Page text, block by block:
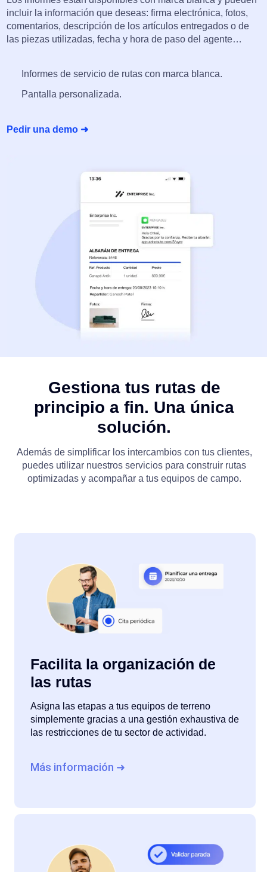
incluir la información que deseas: firma electrónica, fotos,
comentarios, descripción de los artículos entregados o de
las piezas utilizadas, fecha y hora de paso del agente…
Informes de servicio de rutas con marca blanca.
Pantalla personalizada.
Pedir una demo ➜
Gestiona tus rutas de
principio a fin. Una única
solución.
Además de simplificar los intercambios con tus clientes,
puedes utilizar nuestros servicios para construir rutas
optimizadas y acompañar a tus equipos de campo.
Facilita la organización de
las rutas
Asigna las etapas a tus equipos de terreno
simplemente gracias a una gestión exhaustiva de
las restricciones de tu sector de actividad.
Más información ➜